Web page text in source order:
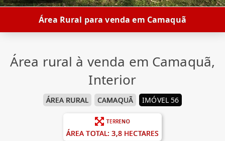
Área Rural para venda em Camaquã
Área rural à venda em Camaquã,
Interior
ÁREA RURAL CAMAQUÃ IMÓVEL 56
TERRENO
ÁREA TOTAL: 3,8 HECTARES